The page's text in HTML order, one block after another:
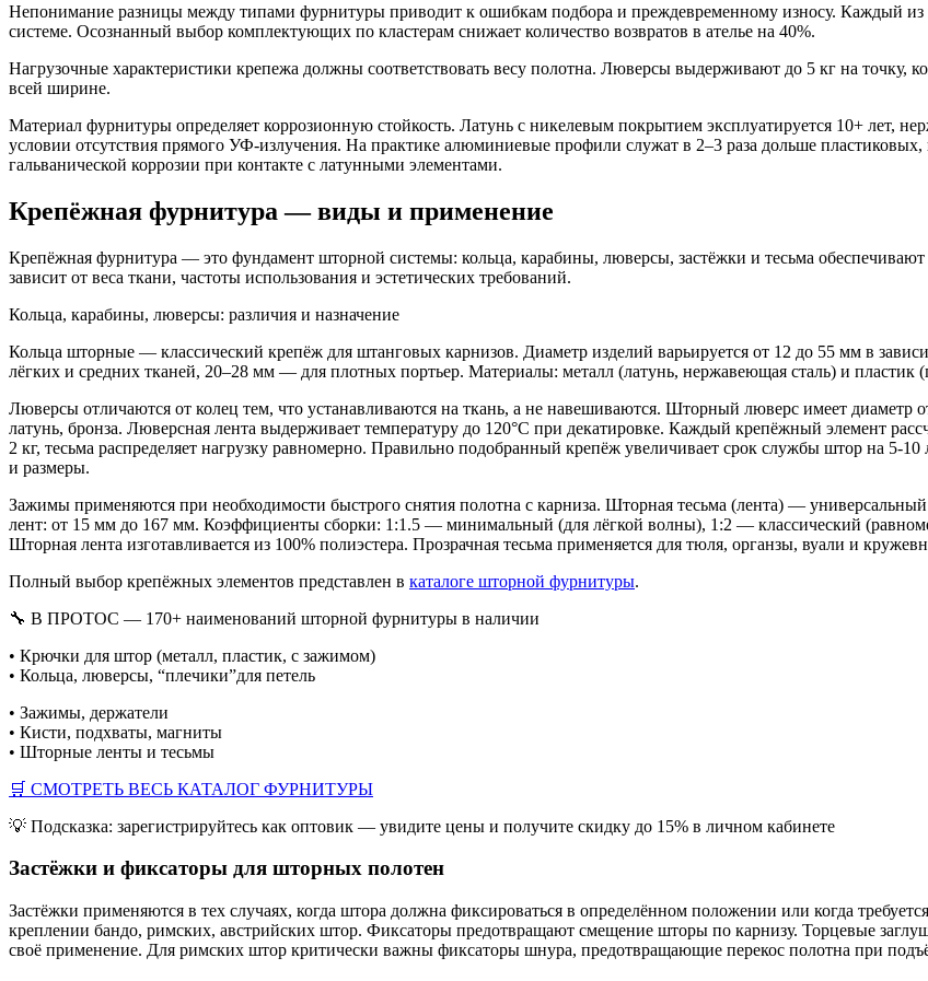
Непонимание разницы между типами фурнитуры приводит к ошибкам подбора и преждевременному износу. Каждый из
системе. Осознанный выбор комплектующих по кластерам снижает количество возвратов в ателье на 40%.
Нагрузочные характеристики крепежа должны соответствовать весу полотна. Люверсы выдерживают до 5 кг на точку,
всей ширине.
Материал фурнитуры определяет коррозионную стойкость. Латунь с никелевым покрытием эксплуатируется 10+ лет,
условии отсутствия прямого УФ-излучения. На практике алюминиевые профили служат в 2–3 раза дольше
гальванической коррозии при контакте с латунными элементами.
Крепёжная фурнитура — виды и применение
Крепёжная фурнитура — это фундамент шторной системы: кольца, карабины, люверсы, застёжки и тесьма
зависит от веса ткани, частоты использования и эстетических требований.
Кольца, карабины, люверсы: различия и назначение
Кольца шторные — классический крепёж для штанговых карнизов. Диаметр изделий варьируется от 12 до 55 мм в
лёгких и средних тканей, 20–28 мм — для плотных портьер. Материалы: металл (латунь, нержавеющая сталь) и пластик
Люверсы отличаются от колец тем, что устанавливаются на ткань, а не навешиваются. Шторный люверс имеет диаметр
латунь, бронза. Люверсная лента выдерживает температуру до 120°C при декатировке. Каждый крепёжный элемент
2 кг, тесьма распределяет нагрузку равномерно. Правильно подобранный крепёж увеличивает срок службы штор на
и размеры.
Зажимы применяются при необходимости быстрого снятия полотна с карниза. Шторная тесьма (лента) —
лент: от 15 мм до 167 мм. Коэффициенты сборки: 1:1.5 — минимальный (для лёгкой волны), 1:2 — классический
Шторная лента изготавливается из 100% полиэстера. Прозрачная тесьма применяется для тюля, органзы, вуали и
Полный выбор крепёжных элементов представлен в каталоге шторной фурнитуры.
🔧 В ПРОТОС — 170+ наименований шторной фурнитуры в наличии
• Крючки для штор (металл, пластик, с зажимом)
• Кольца, люверсы, “плечики”для петель
• Зажимы, держатели
• Кисти, подхваты, магниты
• Шторные ленты и тесьмы
🛒 СМОТРЕТЬ ВЕСЬ КАТАЛОГ ФУРНИТУРЫ
💡 Подсказка: зарегистрируйтесь как оптовик — увидите цены и получите скидку до 15% в личном кабинете
Застёжки и фиксаторы для шторных полотен
Застёжки применяются в тех случаях, когда штора должна фиксироваться в определённом положении или когда
креплении бандо, римских, австрийских штор. Фиксаторы предотвращают смещение шторы по карнизу. Торцевые
своё применение. Для римских штор критически важны фиксаторы шнура, предотвращающие перекос полотна при